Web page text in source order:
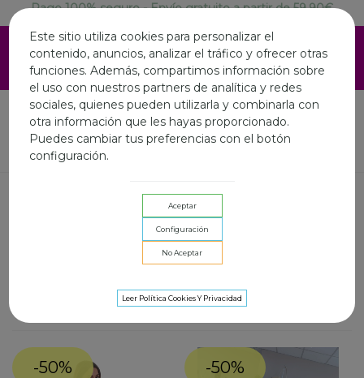
Este sitio utiliza cookies para personalizar el
contenido, anuncios, analizar el tráfico y ofrecer otras
funciones. Además, compartimos información sobre
el uso con nuestros partners de analítica y redes
sociales, quienes pueden utilizarla y combinarla con
otra información que les hayas proporcionado.
Puedes cambiar tus preferencias con el botón
configuración.
Aceptar
Configuración
No Aceptar
Leer Política Cookies Y Privacidad
Pago 100% seguro - Envío gratuito a partir de 59.90€
ESTAMOS DE VACACIONES EN AGOSTO.LA WEB SIGUE
ABIERTA Y LOS ENVIOS ONLINE SERAN LOS DIAS 3,10 Y
17 AGOSTO.FELIZ VERANO A TOD@S
COLECCION PLAYA
COLECCION PLAYA
Prendas hechas a mano a base de pigmentos naturales
-50% -50%